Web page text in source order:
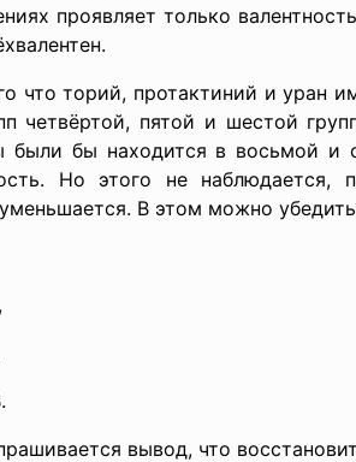
проявляет только
протактиний и уран
четвёртой, пятой и шестой
были бы находится в восьмой и
Но этого не
В этом можно
вывод, что